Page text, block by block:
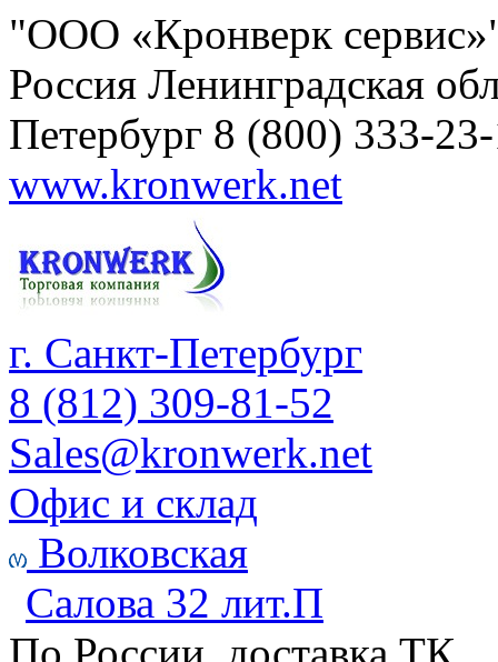
"ООО «Кронверк
Россия Ленинградская
Петербург 8 (800) 333-
www.kronwerk.net
г. Санкт-Петербург
8 (812) 309-81-52
Sales@kronwerk.net
Офис и склад
Волковская
Салова 32 лит.П